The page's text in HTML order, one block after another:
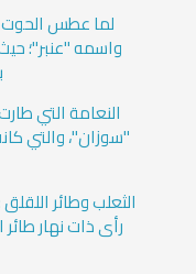
لما عطس الحوت
واسمه "عنبر"؛
النعامة التي
"سوزان"، والتي
الثعلب وطائر
رأى ذات نهار